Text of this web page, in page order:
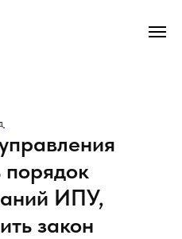
ИПУ,
закон